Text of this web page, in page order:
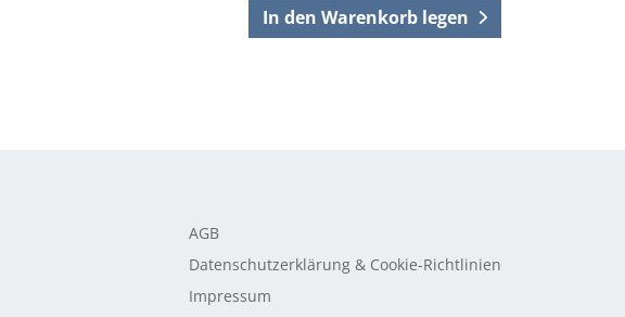
In den Warenkorb legen
AGB
Datenschutzerklärung & Cookie-Richtlinien
Impressum